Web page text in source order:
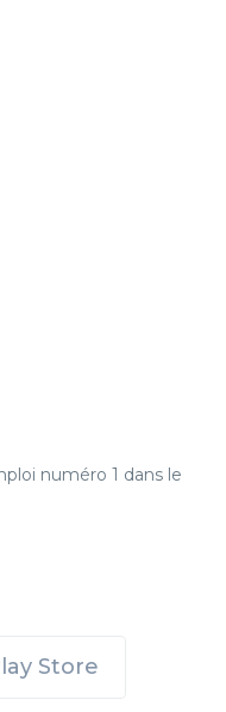
numéro 1 dans le
Store